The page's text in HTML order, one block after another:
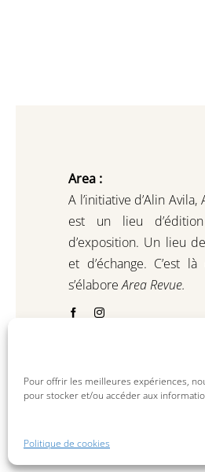
Pour offrir les meilleures expériences,
pour stocker et/ou accéder aux
Politique de cookies
Area :
A l’initiative d’Alin Avila,
est un lieu
d’exposition. Un lieu
et d’échange. C’est là
s’élaboreArea Revue.